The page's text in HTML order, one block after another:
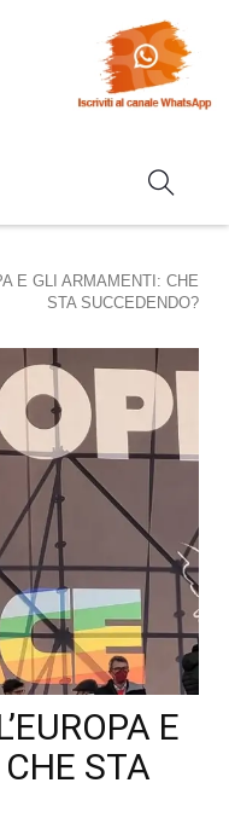
E GLI ARMAMENTI: CHE
STA SUCCEDENDO?
E
STA